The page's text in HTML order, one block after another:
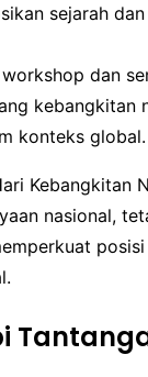
sejarah
dan
kebangkitan
konteks global.
Kebangkitan
nasional,